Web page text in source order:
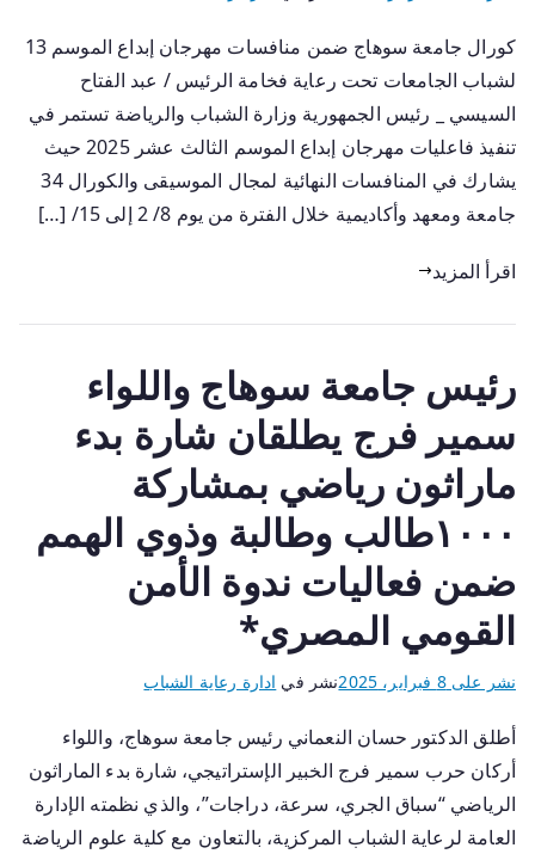
كورال جامعة سوهاج ضمن منافسات مهرجان إبداع الموسم 13
لشباب الجامعات تحت رعاية فخامة الرئيس / عبد الفتاح
السيسي _ رئيس الجمهورية وزارة الشباب والرياضة تستمر في
تنفيذ فاعليات مهرجان إبداع الموسم الثالث عشر 2025 حيث
يشارك في المنافسات النهائية لمجال الموسيقى والكورال 34
جامعة ومعهد وأكاديمية خلال الفترة من يوم 8/ 2 إلى 15/ […]
اقرأ المزيد
رئيس جامعة سوهاج واللواء
سمير فرج يطلقان شارة بدء
ماراثون رياضي بمشاركة
١٠٠٠طالب وطالبة وذوي الهمم
ضمن فعاليات ندوة الأمن
القومي المصري*
نشر على8 فبراير، 2025 نشر في ادارة رعاية الشباب
أطلق الدكتور حسان النعماني رئيس جامعة سوهاج، واللواء
أركان حرب سمير فرج الخبير الإستراتيجي، شارة بدء الماراثون
الرياضي “سباق الجري، سرعة، دراجات”، والذي نظمته الإدارة
العامة لرعاية الشباب المركزية، بالتعاون مع كلية علوم الرياضة